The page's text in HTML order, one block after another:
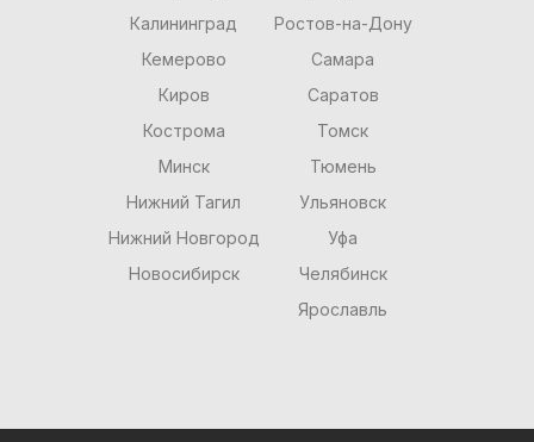
Калининград
Кемерово
Киров
Кострома
Минск
Нижний Тагил
Нижний Новгород
Новосибирск
Ростов-на-Дону
Самара
Саратов
Томск
Тюмень
Ульяновск
Уфа
Челябинск
Ярославль